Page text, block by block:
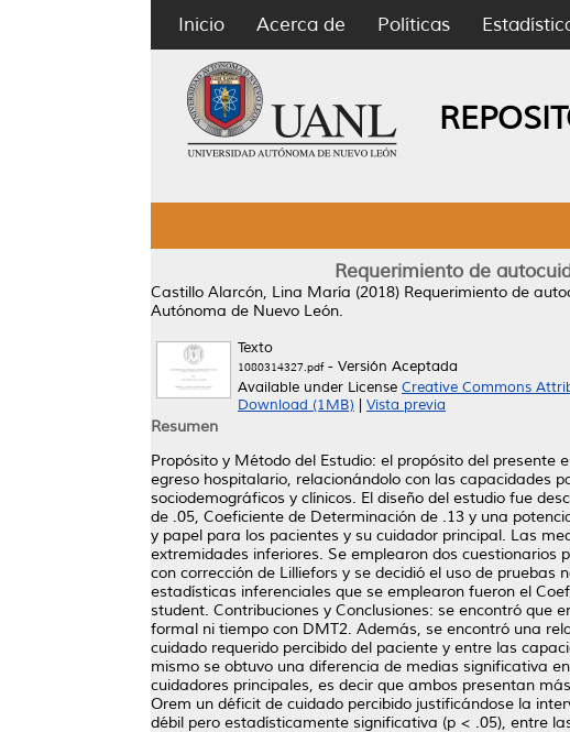
Inicio Acerca de Políticas
Requerimiento de
Castillo Alarcón, Lina María (2018) Requerimiento de
Autónoma de Nuevo León.
Texto
1080314327.pdf- Versión Aceptada
Available under License Creative Commons
Download (1MB)
Vista previa
Resumen
Propósito y Método del Estudio: el propósito del
egreso hospitalario, relacionándolo con las capacidades
sociodemográficos y clínicos. El diseño del estudio fue
de .05, Coeficiente de Determinación de .13 y una
y papel para los pacientes y su cuidador principal. Las
extremidades inferiores. Se emplearon dos cuestionarios
con corrección de Lilliefors y se decidió el uso de
estadísticas inferenciales que se emplearon fueron el
student. Contribuciones y Conclusiones: se encontró
formal ni tiempo con DMT2. Además, se encontró una
cuidado requerido percibido del paciente y entre las
mismo se obtuvo una diferencia de medias significativa
cuidadores principales, es decir que ambos presentan
Orem un déficit de cuidado percibido justificándose la
débil pero estadísticamente significativa (p < .05), entre